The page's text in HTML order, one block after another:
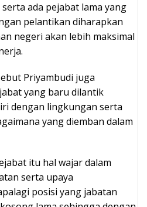
ada pejabat lama yang
pelantikan diharapkan
negeri akan lebih maksimal
Priyambudi juga
yang baru dilantik
dengan lingkungan serta
yang diemban dalam
itu hal wajar dalam
serta upaya
posisi yang jabatan